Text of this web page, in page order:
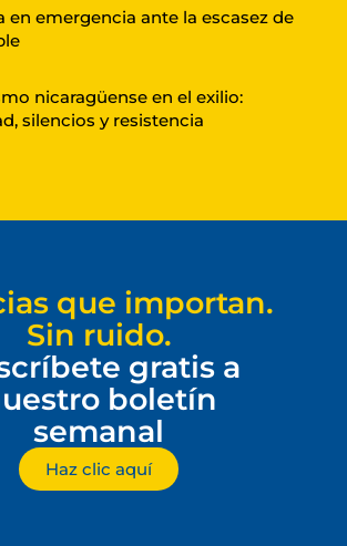
en emergencia ante la escasez de
nicaragüense en el exilio:
silencios y resistencia
que importan.
Sin ruido.
gratis a
boletín
semanal
Haz clic aquí